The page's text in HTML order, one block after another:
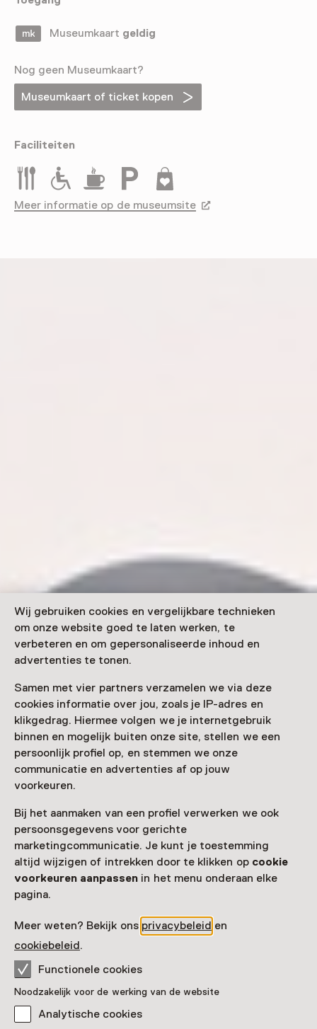
Wij gebruiken cookies en vergelijkbare technieken
om onze website goed te laten werken, te
verbeteren en om gepersonaliseerde inhoud en
advertenties te tonen.
Samen met vier partners verzamelen we via deze
cookies informatie over jou, zoals je IP-adres en
klikgedrag. Hiermee volgen we je internetgebruik
binnen en mogelijk buiten onze site, stellen we een
persoonlijk profiel op, en stemmen we onze
communicatie en advertenties af op jouw
voorkeuren.
Bij het aanmaken van een profiel verwerken we ook
persoonsgegevens voor gerichte
marketingcommunicatie. Je kunt je toestemming
altijd wijzigen of intrekken door te klikken op cookie
voorkeuren aanpassen in het menu onderaan elke
pagina.
Meer weten? Bekijk ons privacybeleid en
cookiebeleid.
Functionele cookies
Noodzakelijk voor de werking van de website
Analytische cookies
Museumkaart geldig
Nog geen Museumkaart?
Museumkaart of ticket kopen
Faciliteiten
RestaurantRolstoeltoegankelijk
Drinken Parkeergelegenheid voor auto's
Museumwinkel
Meer informatie op de museumsiteOpent in een nieuw